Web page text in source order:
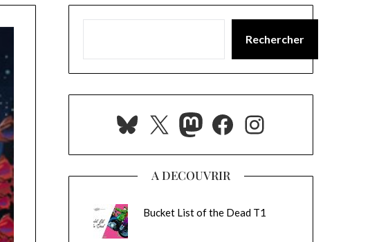
Rechercher
Bluesky
X Mastodon
Facebook
Instagram
A DECOUVRIR
Bucket List of the Dead T1